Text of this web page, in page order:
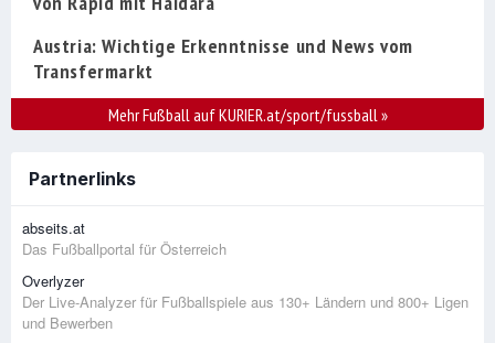
Austria: Wichtige Erkenntnisse und News vom
Transfermarkt
Mehr Fußball auf KURIER.at/sport/fussball»
Partnerlinks
abseits.at
Das Fußballportal für Österreich
Overlyzer
Der Live-Analyzer für Fußballspiele aus 130+ Ländern und 800+ Ligen
und Bewerben